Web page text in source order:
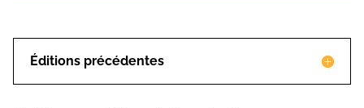
Éditions précédentes